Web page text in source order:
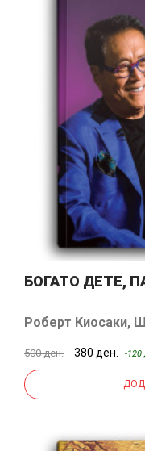
БОГАТО ДЕТЕ,
Роберт Киосаки,
500 ден. 380 ден. -120